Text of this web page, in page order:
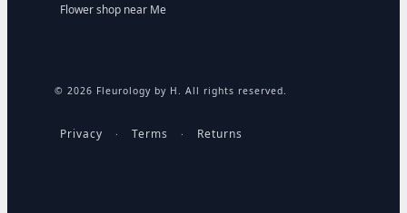
Flower shop near Me
© 2026 Fleurology by H. All rights reserved.
Privacy · Terms · Returns